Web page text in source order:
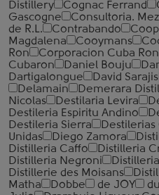
Distillery
Cognac Ferrand
Gascogne
Consultoria.
de R.L.
Contrabando
Magdalena
Cooymans
Ron
Corporacion Cuba Ron
Cubaron
Daniel Bouju
Dartigalongue
David
Delamain
Demerara
Nicolas
Destilaria Levira
Destileria Espiritu Andino
Destileria Sierra
Unidas
Diego Zamora
Distilleria Caffo
Distilleria
Distilleria Negroni
Distillerie des Moisans
Matha
Dobbe de JOY